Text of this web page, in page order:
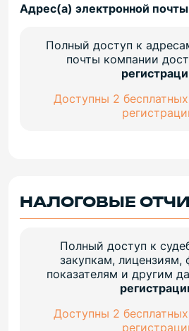
Адрес(а) электронной
Полный доступ к
почты компании
Доступны 2
НАЛОГОВЫЕ
Полный доступ к
закупкам, лицензиям,
показателям и другим
Доступны 2